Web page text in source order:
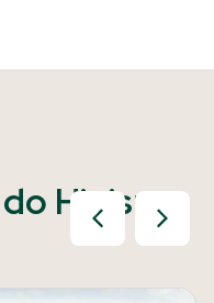
Hipismo